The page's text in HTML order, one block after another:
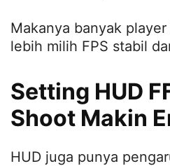
Makanya banyak
lebih milih FPS stabil
Setting HUD
Shoot Makin
HUD juga punya